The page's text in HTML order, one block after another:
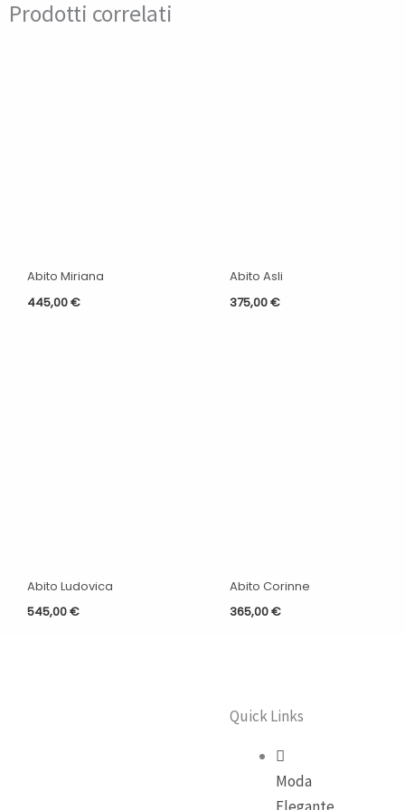
Prodotti correlati
Abito Miriana
445,00€
Abito Asli
375,00€
Abito Ludovica
545,00€
Abito Corinne
365,00€
Quick Links
Moda